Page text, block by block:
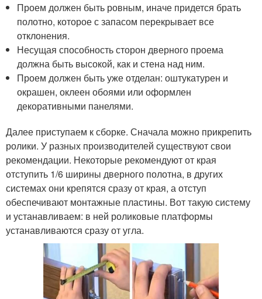
Проем должен быть ровным, иначе придется брать
полотно, которое с запасом перекрывает все
отклонения.
Несущая способность сторон дверного проема
должна быть высокой, как и стена над ним.
Проем должен быть уже отделан: оштукатурен и
окрашен, оклеен обоями или оформлен
декоративными панелями.
Далее приступаем к сборке. Сначала можно прикрепить
ролики. У разных производителей существуют свои
рекомендации. Некоторые рекомендуют от края
отступить 1/6 ширины дверного полотна, в других
системах они крепятся сразу от края, а отступ
обеспечивают монтажные пластины. Вот такую систему
и устанавливаем: в ней роликовые платформы
устанавливаются сразу от угла.